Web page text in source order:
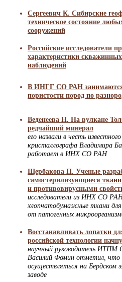
Сергеевич К. Сибирские
техническое состояние
сооружений
Российские исследователи
характеристики
наблюдений
В ИНГГ СО РАН
пористости пород по
Веденеева Н. На вулкане
редчайший минерал
его назвали в честь
кристаллографа Владимира
работает в ИНХ СО РАН
Щербакова П. Ученые
самостерилизующиеся
и противовирусными
исследователи из ИНХ СО РАН
хлопчатобумажные ткани
от патогенных
Восстанавливать лопатки
российской технологии
научный руководитель
Василий Фомин отметил, что
осуществляться на Бердском
заводе